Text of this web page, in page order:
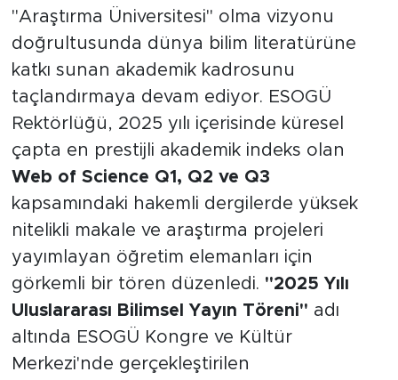
"Araştırma Üniversitesi" olma vizyonu
doğrultusunda dünya bilim literatürüne
katkı sunan akademik kadrosunu
taçlandırmaya devam ediyor. ESOGÜ
Rektörlüğü, 2025 yılı içerisinde küresel
çapta en prestijli akademik indeks olan
Web of Science Q1, Q2 ve Q3
kapsamındaki hakemli dergilerde yüksek
nitelikli makale ve araştırma projeleri
yayımlayan öğretim elemanları için
görkemli bir tören düzenledi. "2025 Yılı
Uluslararası Bilimsel Yayın Töreni" adı
altında ESOGÜ Kongre ve Kültür
Merkezi'nde gerçekleştirilen